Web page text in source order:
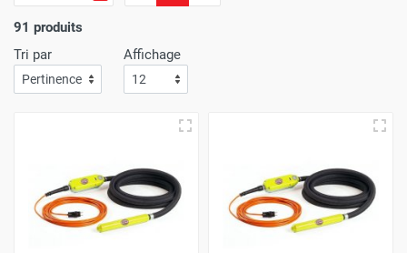
91 produits
Tri par
Affichage